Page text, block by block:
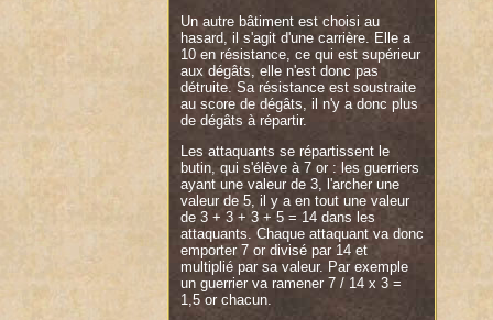
Un autre bâtiment est choisi au
hasard, il s'agit d'une carrière. Elle a
10 en résistance, ce qui est supérieur
aux dégâts, elle n'est donc pas
détruite. Sa résistance est soustraite
au score de dégâts, il n'y a donc plus
de dégâts à répartir.
Les attaquants se répartissent le
butin, qui s'élève à 7 or : les guerriers
ayant une valeur de 3, l'archer une
valeur de 5, il y a en tout une valeur
de 3 + 3 + 3 + 5 = 14 dans les
attaquants. Chaque attaquant va donc
emporter 7 or divisé par 14 et
multiplié par sa valeur. Par exemple
un guerrier va ramener 7 / 14 x 3 =
1,5 or chacun.